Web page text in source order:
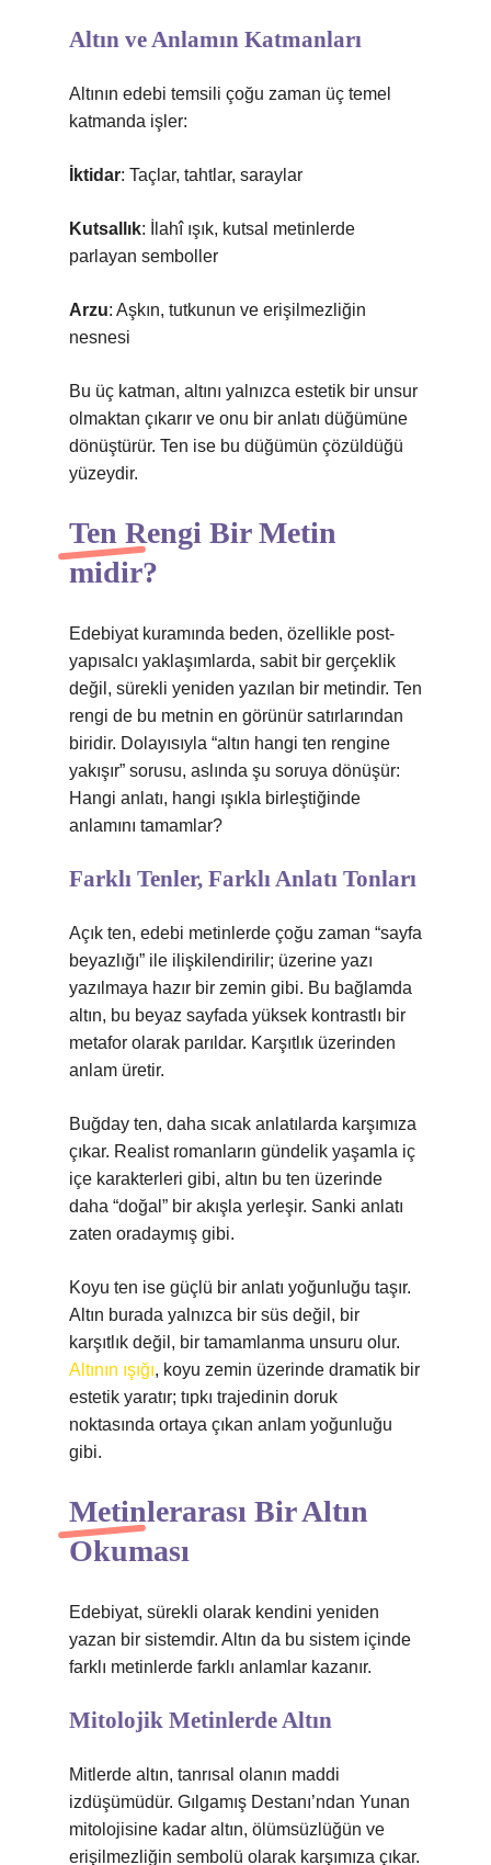
Altın ve Anlamın Katmanları
Altının edebi temsili çoğu zaman üç temel
katmanda işler:
İktidar: Taçlar, tahtlar, saraylar
Kutsallık: İlahî ışık, kutsal metinlerde
parlayan semboller
Arzu: Aşkın, tutkunun ve erişilmezliğin
nesnesi
Bu üç katman, altını yalnızca estetik bir unsur
olmaktan çıkarır ve onu bir anlatı düğümüne
dönüştürür. Ten ise bu düğümün çözüldüğü
yüzeydir.
Ten Rengi Bir Metin
midir?
Edebiyat kuramında beden, özellikle post-
yapısalcı yaklaşımlarda, sabit bir gerçeklik
değil, sürekli yeniden yazılan bir metindir. Ten
rengi de bu metnin en görünür satırlarından
biridir. Dolayısıyla “altın hangi ten rengine
yakışır” sorusu, aslında şu soruya dönüşür:
Hangi anlatı, hangi ışıkla birleştiğinde
anlamını tamamlar?
Farklı Tenler, Farklı Anlatı Tonları
Açık ten, edebi metinlerde çoğu zaman “sayfa
beyazlığı” ile ilişkilendirilir; üzerine yazı
yazılmaya hazır bir zemin gibi. Bu bağlamda
altın, bu beyaz sayfada yüksek kontrastlı bir
metafor olarak parıldar. Karşıtlık üzerinden
anlam üretir.
Buğday ten, daha sıcak anlatılarda karşımıza
çıkar. Realist romanların gündelik yaşamla iç
içe karakterleri gibi, altın bu ten üzerinde
daha “doğal” bir akışla yerleşir. Sanki anlatı
zaten oradaymış gibi.
Koyu ten ise güçlü bir anlatı yoğunluğu taşır.
Altın burada yalnızca bir süs değil, bir
karşıtlık değil, bir tamamlanma unsuru olur.
Altının ışığı, koyu zemin üzerinde dramatik bir
estetik yaratır; tıpkı trajedinin doruk
noktasında ortaya çıkan anlam yoğunluğu
gibi.
Metinlerarası Bir Altın
Okuması
Edebiyat, sürekli olarak kendini yeniden
yazan bir sistemdir. Altın da bu sistem içinde
farklı metinlerde farklı anlamlar kazanır.
Mitolojik Metinlerde Altın
Mitlerde altın, tanrısal olanın maddi
izdüşümüdür. Gılgamış Destanı’ndan Yunan
mitolojisine kadar altın, ölümsüzlüğün ve
erişilmezliğin sembolü olarak karşımıza çıkar.